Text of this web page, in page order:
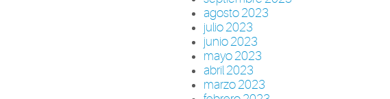
agosto 2023
julio 2023
junio 2023
mayo 2023
abril 2023
marzo 2023